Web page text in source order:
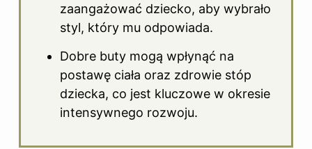
zaangażować dziecko, aby wybrało
styl, który mu odpowiada.
Dobre buty mogą wpłynąć na
postawę ciała oraz zdrowie stóp
dziecka, co jest kluczowe w okresie
intensywnego rozwoju.